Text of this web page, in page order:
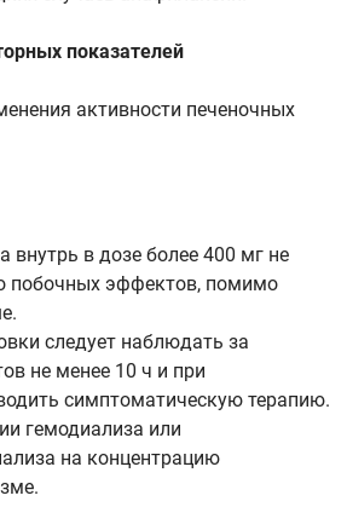
показателей
активности печеночных
внутрь в дозе более 400 мг не
побочных эффектов, помимо
следует наблюдать за
не менее 10 ч и при
симптоматическую терапию.
гемодиализа или
на концентрацию